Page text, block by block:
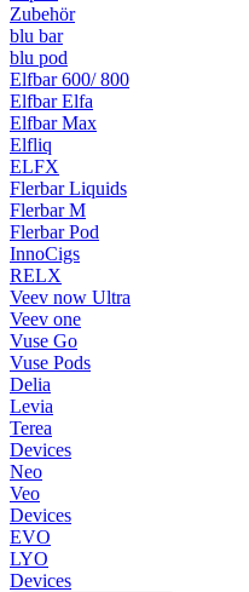
Zubehör
blu bar
blu pod
Elfbar 600/ 800
Elfbar Elfa
Elfbar Max
Elfliq
ELFX
Flerbar Liquids
Flerbar M
Flerbar Pod
InnoCigs
RELX
Veev now Ultra
Veev one
Vuse Go
Vuse Pods
Delia
Levia
Terea
Devices
Neo
Veo
Devices
EVO
LYO
Devices